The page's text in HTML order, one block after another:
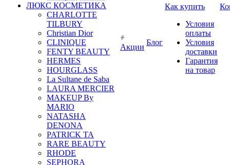
ЛЮКС КОСМЕТИКА
CHARLOTTE
TILBURY
Christian Dior
CLINIQUE
FENTY BEAUTY
HERMES
HOURGLASS
La Sultane de Saba
LAURA MERCIER
MAKEUP By
MARIO
NATASHA
DENONA
PATRICK TA
RARE BEAUTY
RHODE
SEPHORA
Акции
Блог
Как купить
Условия
оплаты
Условия
доставки
Гарантия
на товар